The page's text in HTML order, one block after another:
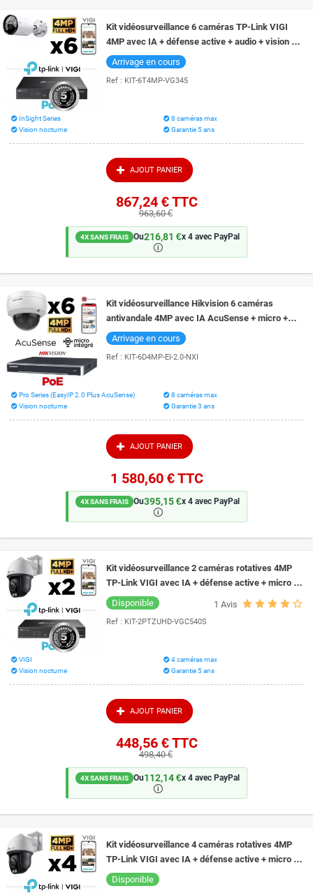
Kit vidéosurveillance 6 caméras TP-Link VIGI
4MP avec IA + défense active + audio + vision de
nuit couleur 30 mètres
Arrivage en cours
Ref : KIT-6T4MP-VG345
InSight Series
Vision nocturne
8 caméras max
Garantie 5 ans
AJOUT PANIER
867,24 €TTC
963,60 €
4X SANS FRAIS Ou216,81 €x 4 avec PayPal
🛈
Kit vidéosurveillance Hikvision 6 caméras
antivandale 4MP avec IA AcuSense + micro +
vision de nuit couleur 30 mètres
Arrivage en cours
Ref : KIT-6D4MP-EI-2.0-NXI
Pro Series (EasyIP 2.0 Plus AcuSense)
Vision nocturne
8 caméras max
Garantie 3 ans
AJOUT PANIER
1 580,60 €TTC
4X SANS FRAIS Ou395,15 €x 4 avec PayPal
🛈
Kit vidéosurveillance 2 caméras rotatives 4MP
TP-Link VIGI avec IA + défense active + micro +
vision couleur la nuit 30 mètres
1 Avis
Disponible
Ref : KIT-2PTZUHD-VGC540S
VIGI
Vision nocturne
4 caméras max
Garantie 5 ans
AJOUT PANIER
448,56 €TTC
498,40 €
4X SANS FRAIS Ou112,14 €x 4 avec PayPal
🛈
Kit vidéosurveillance 4 caméras rotatives 4MP
TP-Link VIGI avec IA + défense active + micro +
vision couleur la nuit 30 mètres
Disponible